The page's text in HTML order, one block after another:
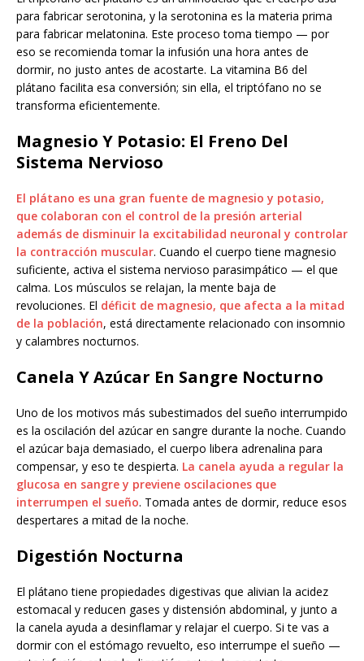
para fabricar serotonina, y la serotonina es la materia prima
para fabricar melatonina. Este proceso toma tiempo — por
eso se recomienda tomar la infusión una hora antes de
dormir, no justo antes de acostarte. La vitamina B6 del
plátano facilita esa conversión; sin ella, el triptófano no se
transforma eficientemente.
Magnesio Y Potasio: El Freno Del
Sistema Nervioso
El plátano es una gran fuente de magnesio y potasio,
que colaboran con el control de la presión arterial
además de disminuir la excitabilidad neuronal y controlar
la contracción muscular. Cuando el cuerpo tiene magnesio
suficiente, activa el sistema nervioso parasimpático — el que
calma. Los músculos se relajan, la mente baja de
revoluciones. El déficit de magnesio, que afecta a la mitad
de la población, está directamente relacionado con insomnio
y calambres nocturnos.
Canela Y Azúcar En Sangre Nocturno
Uno de los motivos más subestimados del sueño interrumpido
es la oscilación del azúcar en sangre durante la noche. Cuando
el azúcar baja demasiado, el cuerpo libera adrenalina para
compensar, y eso te despierta. La canela ayuda a regular la
glucosa en sangre y previene oscilaciones que
interrumpen el sueño. Tomada antes de dormir, reduce esos
despertares a mitad de la noche.
Digestión Nocturna
El plátano tiene propiedades digestivas que alivian la acidez
estomacal y reducen gases y distensión abdominal, y junto a
la canela ayuda a desinflamar y relajar el cuerpo. Si te vas a
dormir con el estómago revuelto, eso interrumpe el sueño —